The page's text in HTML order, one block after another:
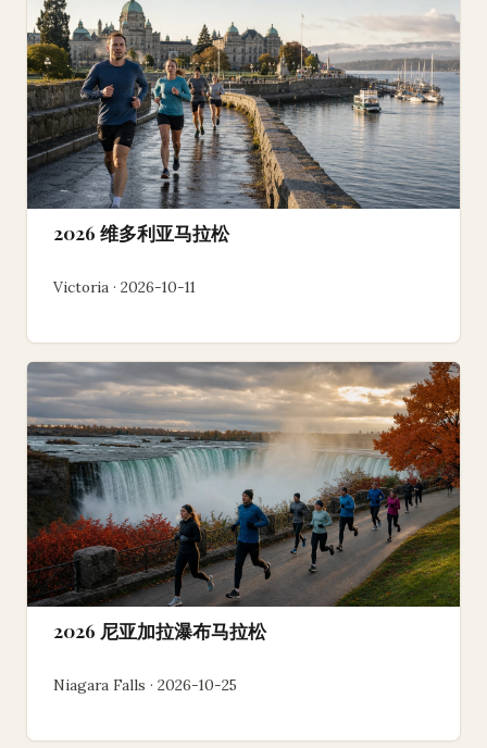
2026 维多利亚马拉松
Victoria · 2026-10-11
2026 尼亚加拉瀑布马拉松
Niagara Falls · 2026-10-25